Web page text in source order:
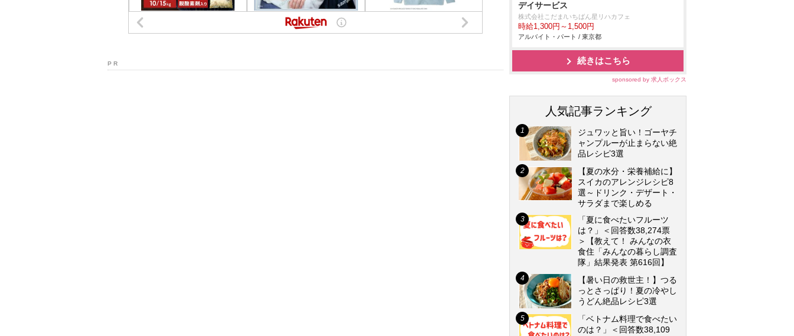
P R
デイサービス
株式会社こだま/いちばん星リハカフェ
時給1,300円～1,500円
アルバイト・パート / 東京都
続きはこちら
sponsored by 求人ボックス
人気記事ランキング
ジュワッと旨い！ゴーヤチ
ャンプルーが止まらない絶
品レシピ3選
【夏の水分・栄養補給に】
スイカのアレンジレシピ8
選～ドリンク・デザート・
サラダまで楽しめる
「夏に食べたいフルーツ
は？」＜回答数38,274票
＞【教えて！ みんなの衣
食住「みんなの暮らし調査
隊」結果発表 第616回】
【暑い日の救世主！】つる
っとさっぱり！夏の冷やし
うどん絶品レシピ3選
「ベトナム料理で食べたい
のは？」＜回答数38,109